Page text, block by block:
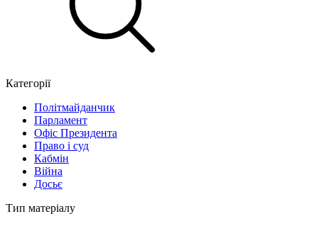
Категорії
Політмайданчик
Парламент
Офіс Президента
Право і суд
Кабмін
Війна
Досьє
Тип матеріалу